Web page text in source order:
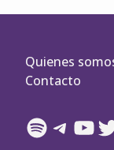
Quienes
Contacto
Spotify